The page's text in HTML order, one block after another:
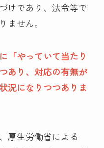
けであり、法令等で
ません。
「やっていて当たり
あり、対応の有無が
況になりつつありま
厚生労働省による